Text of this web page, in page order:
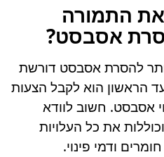
את התמורה
אסבסט?
להסרת אסבסט דורשת
הראשון הוא לקבל הצעות
אסבסט. חשוב לוודא
את כל העלויות
ודמי פינוי.